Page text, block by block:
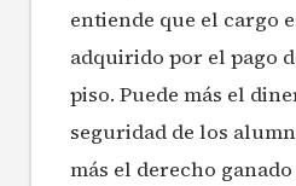
entiende que el cargo
adquirido por el pago
piso. Puede más el
seguridad de los
más el derecho